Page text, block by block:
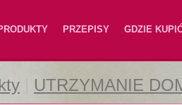
PRZEPISY GDZIE
UTRZYMANIE